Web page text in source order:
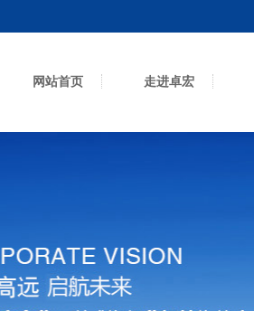
网站首页 走进卓宏